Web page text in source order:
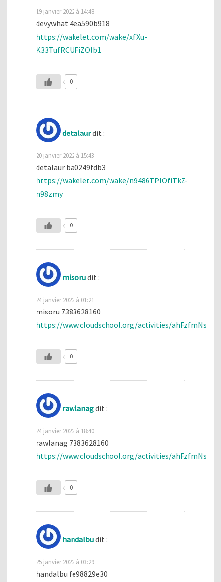
19 janvier 2022 à 14:48
devywhat 4ea590b918
https://wakelet.com/wake/xfXu-
K33TufRCUFiZOlb1
0
detalaurdit :
20 janvier 2022 à 15:43
detalaur ba0249fdb3
https://wakelet.com/wake/n9486TPIOfiTkZ-
n98zmy
0
misorudit :
24 janvier 2022 à 01:21
misoru 7383628160
https://www.cloudschool.org/activities/
0
rawlanagdit :
24 janvier 2022 à 18:40
rawlanag 7383628160
https://www.cloudschool.org/activities/
0
handalbudit :
25 janvier 2022 à 03:29
handalbu fe98829e30